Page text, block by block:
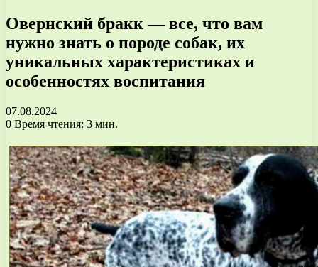
Овернский бракк — все, что вам
нужно знать о породе собак, их
уникальных характеристиках и
особенностях воспитания
07.08.2024
0 Время чтения: 3 мин.